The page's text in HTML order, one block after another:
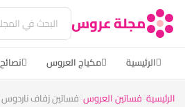
مجلة عروس
الرئيسية مكياج العروس
الرئيسية فساتين العروس فساتين زفاف ناردوس